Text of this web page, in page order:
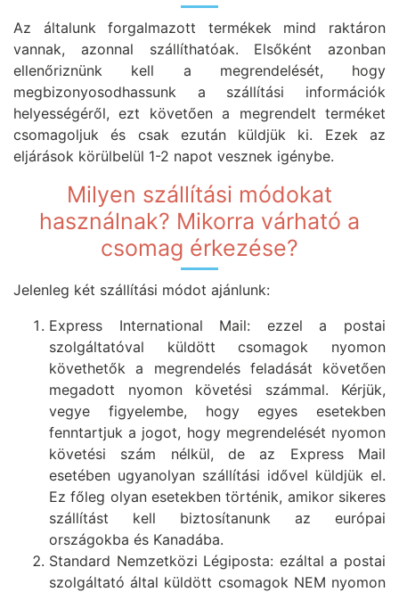
Az általunk forgalmazott termékek mind raktáron
vannak, azonnal szállíthatóak. Elsőként azonban
ellenőriznünk kell a megrendelését, hogy
megbizonyosodhassunk a szállítási információk
helyességéről, ezt követően a megrendelt terméket
csomagoljuk és csak ezután küldjük ki. Ezek az
eljárások körülbelül 1-2 napot vesznek igénybe.
Milyen szállítási módokat
használnak? Mikorra várható a
csomag érkezése?
Jelenleg két szállítási módot ajánlunk:
Express International Mail: ezzel a postai
szolgáltatóval küldött csomagok nyomon
követhetők a megrendelés feladását követően
megadott nyomon követési számmal. Kérjük,
vegye figyelembe, hogy egyes esetekben
fenntartjuk a jogot, hogy megrendelését nyomon
követési szám nélkül, de az Express Mail
esetében ugyanolyan szállítási idővel küldjük el.
Ez főleg olyan esetekben történik, amikor sikeres
szállítást kell biztosítanunk az európai
országokba és Kanadába.
Standard Nemzetközi Légiposta: ezáltal a postai
szolgáltató által küldött csomagok NEM nyomon